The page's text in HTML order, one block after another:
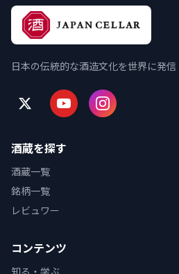
日本の伝統的な酒造文化を世界に発信
酒蔵を探す
酒蔵一覧
銘柄一覧
レビュワー
コンテンツ
知る・学ぶ